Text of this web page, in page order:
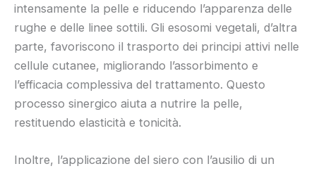
intensamente la pelle e riducendo l’apparenza delle
rughe e delle linee sottili. Gli esosomi vegetali, d’altra
parte, favoriscono il trasporto dei principi attivi nelle
cellule cutanee, migliorando l’assorbimento e
l’efficacia complessiva del trattamento. Questo
processo sinergico aiuta a nutrire la pelle,
restituendo elasticità e tonicità.
Inoltre, l’applicazione del siero con l’ausilio di un